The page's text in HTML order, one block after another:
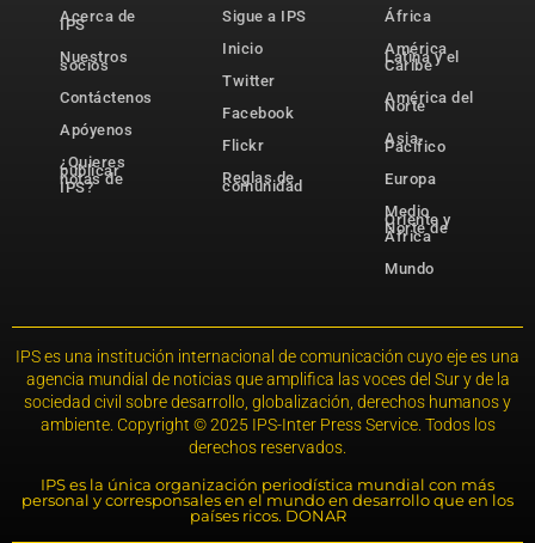
Acerca de
IPS
Nuestros
socios
Contáctenos
Apóyenos
¿Quieres
publicar
notas de
IPS?
Sigue a IPS
Inicio
Twitter
Facebook
Flickr
Reglas de
comunidad
África
América
Latina y el
Caribe
América del
Norte
Asia-
Pacífico
Europa
Medio
Oriente y
Norte de
África
Mundo
IPS es una institución internacional de comunicación cuyo eje es una
agencia mundial de noticias que amplifica las voces del Sur y de la
sociedad civil sobre desarrollo, globalización, derechos humanos y
ambiente. Copyright © 2025 IPS-Inter Press Service. Todos los
derechos reservados.
IPS es la única organización periodística mundial con más
personal y corresponsales en el mundo en desarrollo que en los
países ricos. DONAR